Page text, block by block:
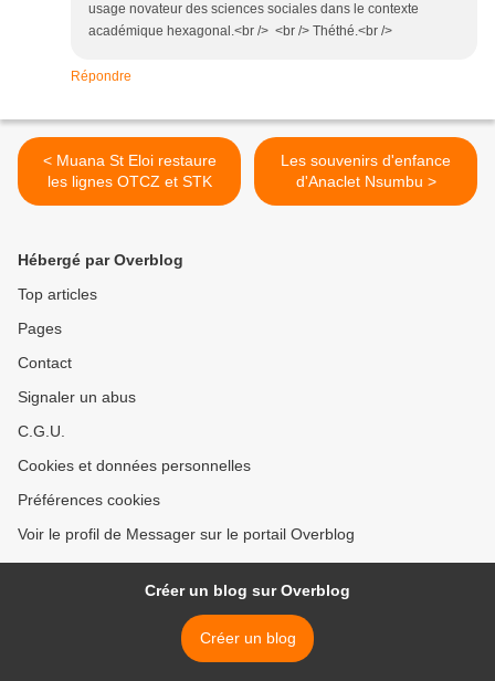
usage novateur des sciences sociales dans le contexte
académique hexagonal.<br /> <br /> Théthé.<br />
Répondre
< Muana St Eloi restaure
les lignes OTCZ et STK
Les souvenirs d'enfance
d'Anaclet Nsumbu >
Hébergé par Overblog
Top articles
Pages
Contact
Signaler un abus
C.G.U.
Cookies et données personnelles
Préférences cookies
Voir le profil de Messager sur le portail Overblog
Créer un blog sur Overblog
Créer un blog